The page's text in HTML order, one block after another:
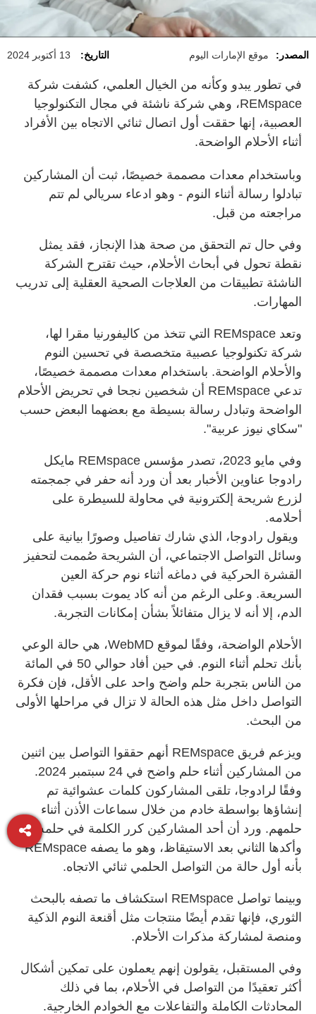
المصدر: موقع الإمارات اليوم التاريخ: 13 أكتوبر 2024
في تطور يبدو وكأنه من الخيال العلمي، كشفت شركة
REMspace، وهي شركة ناشئة في مجال التكنولوجيا
العصبية، إنها حققت أول اتصال ثنائي الاتجاه بين الأفراد
أثناء الأحلام الواضحة.
وباستخدام معدات مصممة خصيصًا، ثبت أن المشاركين
تبادلوا رسالة أثناء النوم - وهو ادعاء سريالي لم تتم
مراجعته من قبل.
وفي حال تم التحقق من صحة هذا الإنجاز، فقد يمثل
نقطة تحول في أبحاث الأحلام، حيث تقترح الشركة
الناشئة تطبيقات من العلاجات الصحية العقلية إلى تدريب
المهارات.
وتعد REMspace التي تتخذ من كاليفورنيا مقرا لها،
شركة تكنولوجيا عصبية متخصصة في تحسين النوم
والأحلام الواضحة. باستخدام معدات مصممة خصيصًا،
تدعي REMspace أن شخصين نجحا في تحريض الأحلام
الواضحة وتبادل رسالة بسيطة مع بعضهما البعض حسب
"سكاي نيوز عربية".
وفي مايو 2023، تصدر مؤسس REMspace مايكل
رادوجا عناوين الأخبار بعد أن ورد أنه حفر في جمجمته
لزرع شريحة إلكترونية في محاولة للسيطرة على
أحلامه.
ويقول رادوجا، الذي شارك تفاصيل وصورًا بيانية على
وسائل التواصل الاجتماعي، أن الشريحة صُممت لتحفيز
القشرة الحركية في دماغه أثناء نوم حركة العين
السريعة. وعلى الرغم من أنه كاد يموت بسبب فقدان
الدم، إلا أنه لا يزال متفائلاً بشأن إمكانات التجربة.
الأحلام الواضحة، وفقًا لموقع WebMD، هي حالة الوعي
بأنك تحلم أثناء النوم. في حين أفاد حوالي 50 في المائة
من الناس بتجربة حلم واضح واحد على الأقل، فإن فكرة
التواصل داخل مثل هذه الحالة لا تزال في مراحلها الأولى
من البحث.
ويزعم فريق REMspace أنهم حققوا التواصل بين اثنين
من المشاركين أثناء حلم واضح في 24 سبتمبر 2024.
وفقًا لرادوجا، تلقى المشاركون كلمات عشوائية تم
إنشاؤها بواسطة خادم من خلال سماعات الأذن أثناء
حلمهم. ورد أن أحد المشاركين كرر الكلمة في حلمه،
وأكدها الثاني بعد الاستيقاظ، وهو ما يصفه REMspace
بأنه أول حالة من التواصل الحلمي ثنائي الاتجاه.
وبينما تواصل REMspace استكشاف ما تصفه بالبحث
الثوري، فإنها تقدم أيضًا منتجات مثل أقنعة النوم الذكية
ومنصة لمشاركة مذكرات الأحلام.
وفي المستقبل، يقولون إنهم يعملون على تمكين أشكال
أكثر تعقيدًا من التواصل في الأحلام، بما في ذلك
المحادثات الكاملة والتفاعلات مع الخوادم الخارجية.